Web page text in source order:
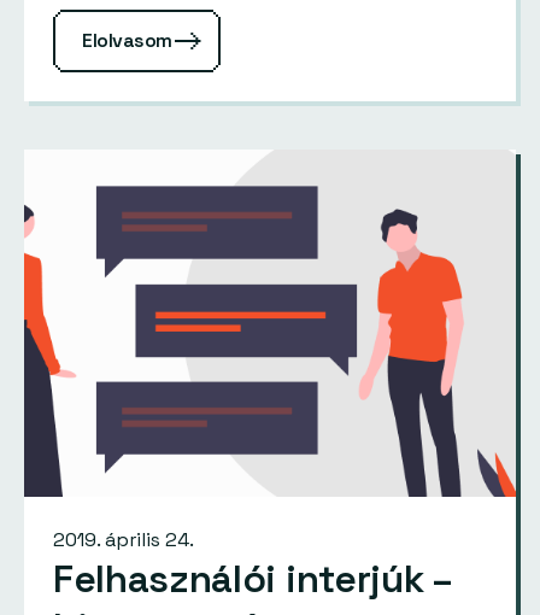
mindenfelé, jönnek a lájkok, együtt nevetnek…
Elolvasom
2019. április 24.
Felhasználói interjúk –